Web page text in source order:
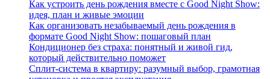
Как устроить день рождения вместе с Good Night Show:
идея, план и живые эмоции
Как организовать незабываемый день рождения в
формате Good Night Show: пошаговый план
Кондиционер без страха: понятный и живой гид,
который действительно поможет
Сплит-система в квартиру: разумный выбор, грамотная